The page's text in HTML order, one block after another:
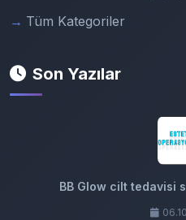
Tüm Kategoriler
Son Yazılar
BB Glow cilt tedavisi